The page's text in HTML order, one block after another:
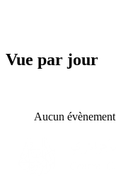
Vue par jour
Aucun évènement